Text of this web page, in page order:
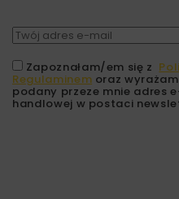
Zapoznałam/em się z
Regulaminem oraz
podany przeze mnie adres
handlowej w postaci